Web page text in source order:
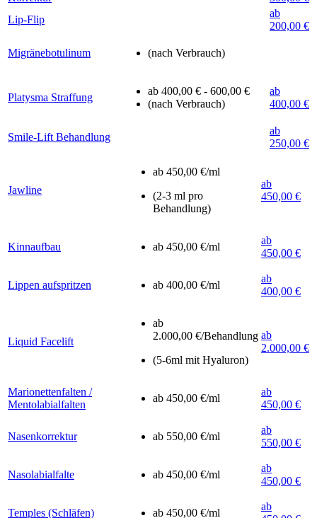
Lip-Flip
ab
200,00 €
Migränebotulinum (nach Verbrauch)
Platysma Straffung
ab 400,00 € - 600,00 €
(nach Verbrauch)
ab
400,00 €
Smile-Lift Behandlung
ab
250,00 €
Jawline
ab 450,00 €/ml
(2-3 ml pro
Behandlung)
ab
450,00 €
Kinnaufbau ab 450,00 €/ml
ab
450,00 €
Lippen aufspritzen ab 400,00 €/ml
ab
400,00 €
Liquid Facelift
ab
2.000,00 €/Behandlung
(5-6ml mit Hyaluron)
ab
2.000,00 €
Marionettenfalten /
Mentolabialfalten
ab 450,00 €/ml
ab
450,00 €
Nasenkorrektur ab 550,00 €/ml
ab
550,00 €
Nasolabialfalte ab 450,00 €/ml
ab
450,00 €
Temples (Schläfen) ab 450,00 €/ml
ab